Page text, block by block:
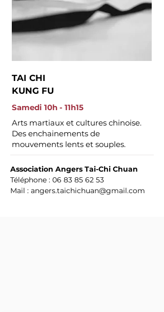
TAI CHI
KUNG FU
Samedi 10h - 11h15
Arts martiaux et cultures chinoise.
Des enchainements de
mouvements lents et souples.
Association Angers Tai-Chi Chuan
Téléphone : 06 83 85 62 53
Mail : angers.taichichuan@gmail.com